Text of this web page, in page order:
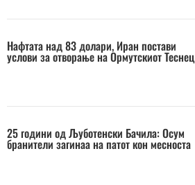
Нафтата над 83 долари, Иран постави
услови за отворање на Ормутскиот Теснец
25 години од Љуботенски Бачила: Осум
бранители загинаа на патот кон месноста